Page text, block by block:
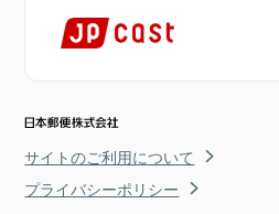
サイトのご利用について
プライバシーポリシー